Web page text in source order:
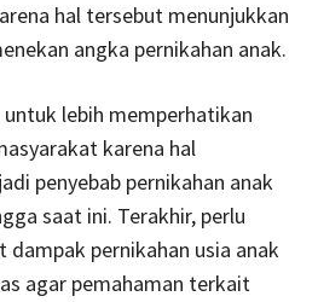
hal tersebut menunjukkan
angka pernikahan anak.
lebih memperhatikan
karena hal
penyebab pernikahan anak
saat ini. Terakhir, perlu
pernikahan usia anak
agar pemahaman terkait